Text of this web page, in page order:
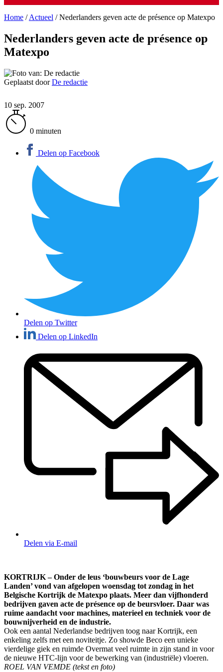
Home /Actueel /Nederlanders geven acte de présence op Matexpo
Nederlanders geven acte de présence op
Matexpo
Geplaatst doorDe redactie
10 sep. 2007
0 minuten
Delen op Facebook
Delen op Twitter
Delen op LinkedIn
Delen via E-mail
KORTRIJK – Onder de leus ‘bouwbeurs voor de Lage
Landen’ vond van afgelopen woensdag tot zondag in het
Belgische Kortrijk de Matexpo plaats. Meer dan vijfhonderd
bedrijven gaven acte de présence op de beursvloer. Daar was
ruime aandacht voor machines, materieel en techniek voor de
bouwnijverheid en de industrie.
Ook een aantal Nederlandse bedrijven toog naar Kortrijk, een
enkeling zelfs met een noviteitje. Zo showde Beco een unieke
vierdelige giek en ruimde Overmat veel ruimte in zijn stand in voor
de nieuwe HTC-lijn voor de bewerking van (industriële) vloeren.
ROEL VAN VEMDE (tekst en foto)